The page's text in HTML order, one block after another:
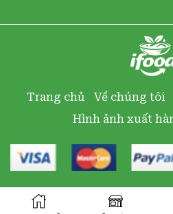
Trang chủ Về chúng tôi
Hình ảnh xuất